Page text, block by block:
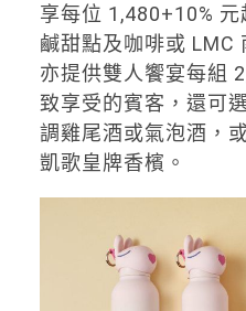
享每位 1,480+10%
鹹甜點及咖啡或 LMC
亦提供雙人饗宴每組
致享受的賓客，還可
調雞尾酒或氣泡酒，
凱歌皇牌香檳。